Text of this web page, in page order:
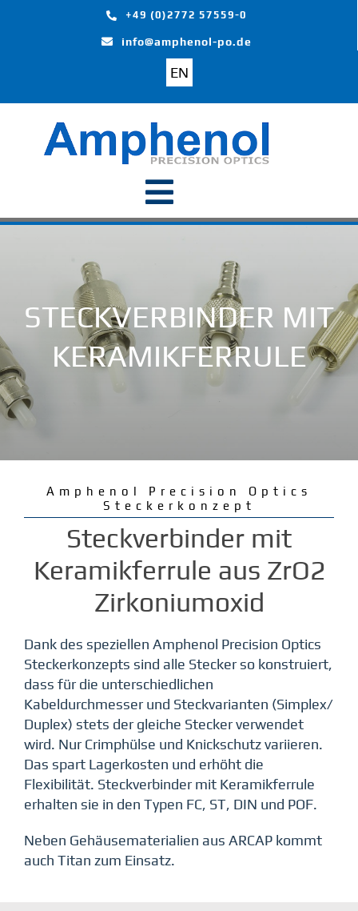
+49 (0)2772 57559-0
info@amphenol-po.de
EN
Toggle
Produkte
Branchen
Leistungen
Kontakt
STECKVERBINDER MIT
KERAMIKFERRULE
Amphenol Precision Optics
Steckerkonzept
Steckverbinder mit
Keramikferrule aus ZrO2
Zirkoniumoxid
Dank des speziellen Amphenol Precision Optics
Steckerkonzepts sind alle Stecker so konstruiert,
dass für die unterschiedlichen
Kabeldurchmesser und Steckvarianten (Simplex/
Duplex) stets der gleiche Stecker verwendet
wird. Nur Crimphülse und Knickschutz variieren.
Das spart Lagerkosten und erhöht die
Flexibilität. Steckverbinder mit Keramikferrule
erhalten sie in den Typen FC, ST, DIN und POF.
Neben Gehäusematerialien aus ARCAP kommt
auch Titan zum Einsatz.